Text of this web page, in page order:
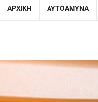
ΑΡΧΙΚΉ ΑΥΤΟΆΜΥΝΑ